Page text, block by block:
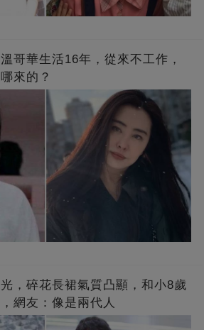
哥華生活16年，從來不工作，
來的？
，碎花長裙氣質凸顯，和小8歲
網友：像是兩代人